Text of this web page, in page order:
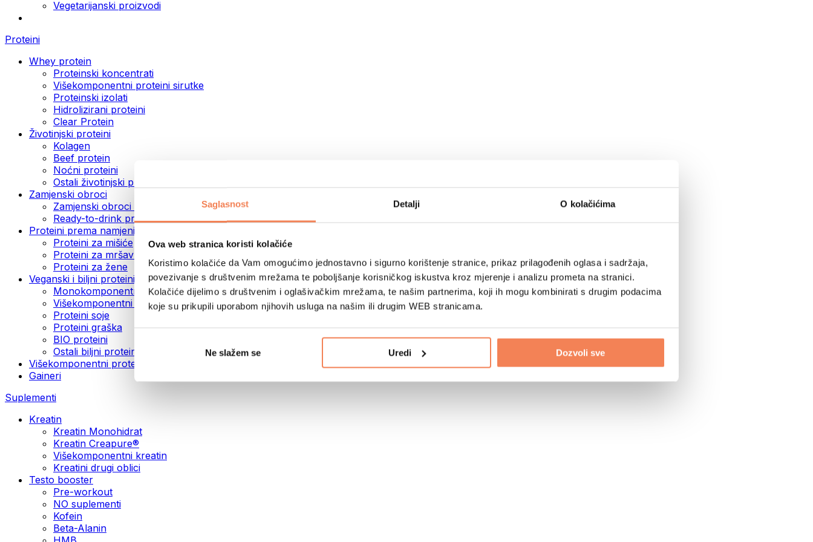
Saglasnost Detalji O kolačićima
Ova web stranica koristi kolačiće
Koristimo kolačiće da Vam omogućimo jednostavno i sigurno korištenje stranice, prikaz prilagođenih oglasa i sadržaja,
povezivanje s društvenim mrežama te poboljšanje korisničkog iskustva kroz mjerenje i analizu prometa na stranici.
Kolačiće dijelimo s društvenim i oglašivačkim mrežama, te našim partnerima, koji ih mogu kombinirati s drugim podacima
koje su prikupili uporabom njihovih usluga na našim ili drugim WEB stranicama.
Ne slažem se Uredi Dozvoli sve
Vegetarijanski proizvodi
Proteini
Whey protein
Proteinski koncentrati
Višekomponentni proteini sirutke
Proteinski izolati
Hidrolizirani proteini
Clear Protein
Životinjski proteini
Kolagen
Beef protein
Noćni proteini
Ostali životinjski proteini
Zamjenski obroci
Zamjenski obroci u prahu
Ready-to-drink proteinski napici
Proteini prema namjeni
Proteini za mišiće
Proteini za mršavljenje
Proteini za žene
Veganski i biljni proteini
Monokomponentni veganski proteini
Višekomponentni veganski proteini
Proteini soje
Proteini graška
BIO proteini
Ostali biljni proteini
Višekomponentni protein
Gaineri
Suplementi
Kreatin
Kreatin Monohidrat
Kreatin Creapure®
Višekomponentni kreatin
Kreatini drugi oblici
Testo booster
Pre-workout
NO suplementi
Kofein
Beta-Alanin